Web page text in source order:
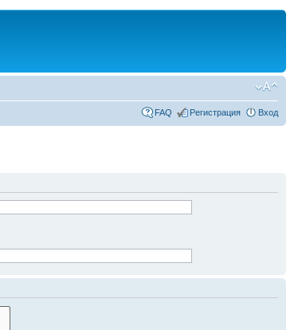
FAQ Регистрация Вход